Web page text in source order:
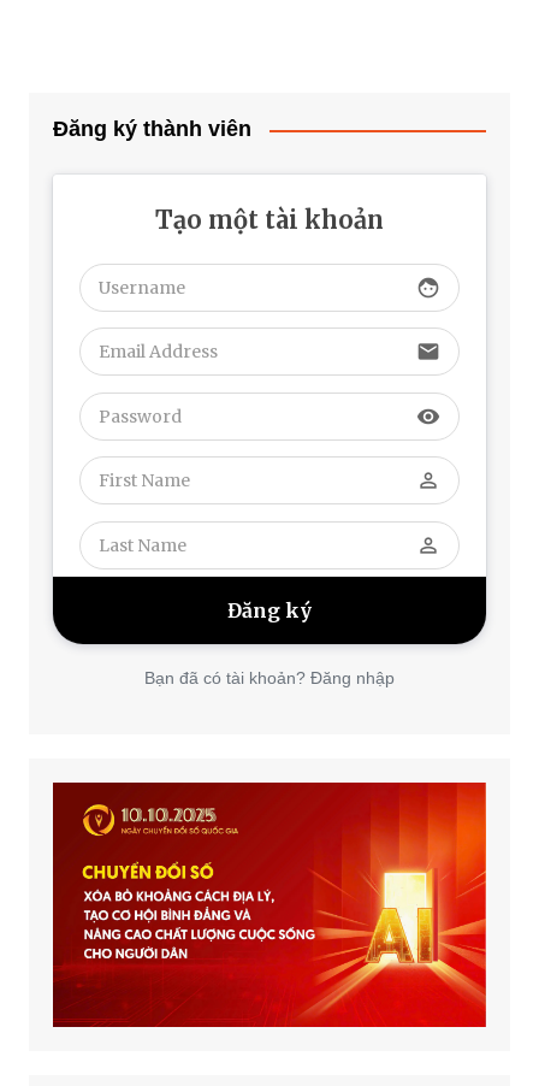
Đăng ký thành viên
Tạo một tài khoản
face
email
visibility
perm_identity
perm_identity
Bạn đã có tài khoản? Đăng nhập